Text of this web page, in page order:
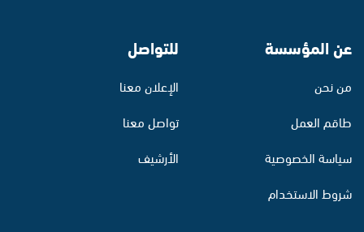
عن المؤسسة
من نحن
طاقم العمل
سياسة الخصوصية
شروط الاستخدام
للتواصل
الإعلان معنا
تواصل معنا
الأرشيف